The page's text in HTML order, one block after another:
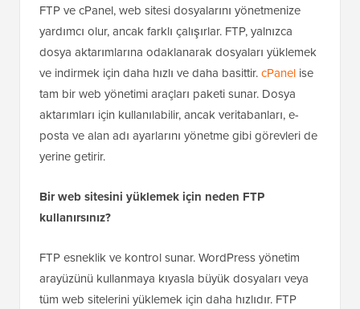
FTP ve cPanel, web sitesi dosyalarını yönetmenize
yardımcı olur, ancak farklı çalışırlar. FTP, yalnızca
dosya aktarımlarına odaklanarak dosyaları yüklemek
ve indirmek için daha hızlı ve daha basittir.cPanel ise
tam bir web yönetimi araçları paketi sunar. Dosya
aktarımları için kullanılabilir, ancak veritabanları, e-
posta ve alan adı ayarlarını yönetme gibi görevleri de
yerine getirir.
Bir web sitesini yüklemek için neden FTP
kullanırsınız?
FTP esneklik ve kontrol sunar. WordPress yönetim
arayüzünü kullanmaya kıyasla büyük dosyaları veya
tüm web sitelerini yüklemek için daha hızlıdır. FTP